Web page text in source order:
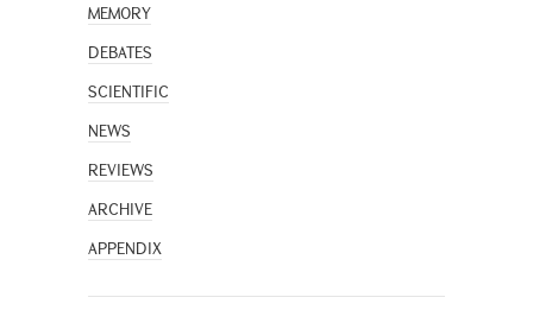
MEMORY
DEBATES
SCIENTIFIC
NEWS
REVIEWS
ARCHIVE
APPENDIX